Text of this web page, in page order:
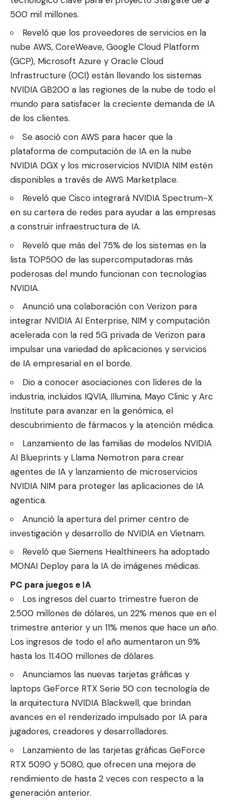
500 mil millones.
Reveló que los proveedores de servicios en la
nube AWS, CoreWeave, Google Cloud Platform
(GCP), Microsoft Azure y Oracle Cloud
Infrastructure (OCI) están llevando los sistemas
NVIDIA GB200 a las regiones de la nube de todo el
mundo para satisfacer la creciente demanda de IA
de los clientes.
Se asoció con AWS para hacer que la
plataforma de computación de IA en la nube
NVIDIA DGX y los microservicios NVIDIA NIM estén
disponibles a través de AWS Marketplace.
Reveló que Cisco integrará NVIDIA Spectrum-X
en su cartera de redes para ayudar a las empresas
a construir infraestructura de IA.
Reveló que más del 75% de los sistemas en la
lista TOP500 de las supercomputadoras más
poderosas del mundo funcionan con tecnologías
NVIDIA.
Anunció una colaboración con Verizon para
integrar NVIDIA AI Enterprise, NIM y computación
acelerada con la red 5G privada de Verizon para
impulsar una variedad de aplicaciones y servicios
de IA empresarial en el borde.
Dio a conocer asociaciones con líderes de la
industria, incluidos IQVIA, Illumina, Mayo Clinic y Arc
Institute para avanzar en la genómica, el
descubrimiento de fármacos y la atención médica.
Lanzamiento de las familias de modelos NVIDIA
AI Blueprints y Llama Nemotron para crear
agentes de IA y lanzamiento de microservicios
NVIDIA NIM para proteger las aplicaciones de IA
agentica.
Anunció la apertura del primer centro de
investigación y desarrollo de NVIDIA en Vietnam.
Reveló que Siemens Healthineers ha adoptado
MONAI Deploy para la IA de imágenes médicas.
PC para juegos e IA
Los ingresos del cuarto trimestre fueron de
2.500 millones de dólares, un 22% menos que en el
trimestre anterior y un 11% menos que hace un año.
Los ingresos de todo el año aumentaron un 9%
hasta los 11.400 millones de dólares.
Anunciamos las nuevas tarjetas gráficas y
laptops GeForce RTX Serie 50 con tecnología de
la arquitectura NVIDIA Blackwell, que brindan
avances en el renderizado impulsado por IA para
jugadores, creadores y desarrolladores.
Lanzamiento de las tarjetas gráficas GeForce
RTX 5090 y 5080, que ofrecen una mejora de
rendimiento de hasta 2 veces con respecto a la
generación anterior.